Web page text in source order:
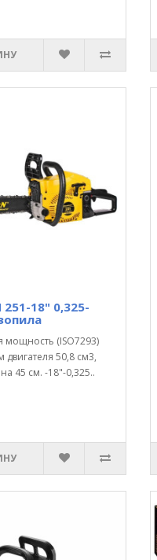
251-18" 0,325-
(ISO7293)
двигателя 50,8 см3,
45 см. -18"-0,325..